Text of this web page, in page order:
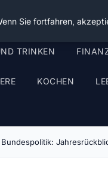
TRINKEN
KOCHEN
Sie fortfahren,